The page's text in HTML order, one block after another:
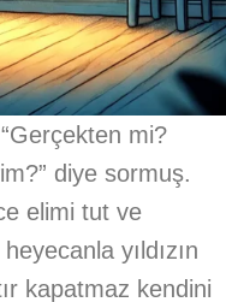
mi?
diye sormuş.
elimi tut ve
yıldızın
kapatmaz kendini